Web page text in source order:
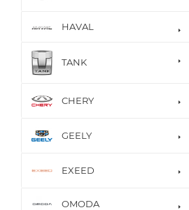
HAVAL
TANK
CHERY
GEELY
EXEED
OMODA